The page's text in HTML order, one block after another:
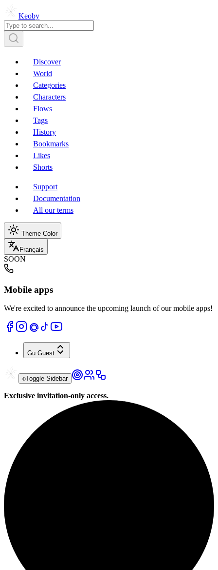
Keoby
Discover
World
Categories
Characters
Flows
Tags
History
Bookmarks
Likes
Shorts
Support
Documentation
All our terms
Theme Color
Français
SOON
Mobile apps
We're excited to announce the upcoming launch of our mobile apps!
Gu Guest
Toggle Sidebar
Exclusive invitation-only access.